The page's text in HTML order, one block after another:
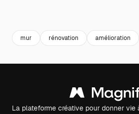
mur rénovation amélioration
La plateforme créative pour donner vie